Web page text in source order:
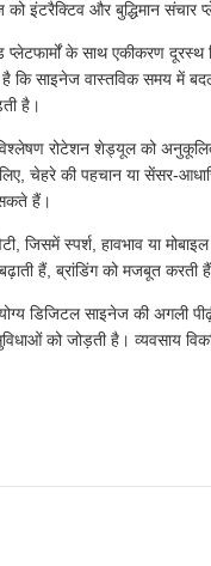
को इंटरैक्टिव और बुद्धिमान संचार
के साथ एकीकरण
कि साइनेज वास्तविक समय में
है।
रोटेशन शेड्यूल को
चेहरे की पहचान या सेंसर-
हैं।
जिसमें स्पर्श, हावभाव या
बढ़ाती हैं, ब्रांडिंग को मजबूत
योग्य डिजिटल साइनेज की अगली
को जोड़ती है। व्यवसाय